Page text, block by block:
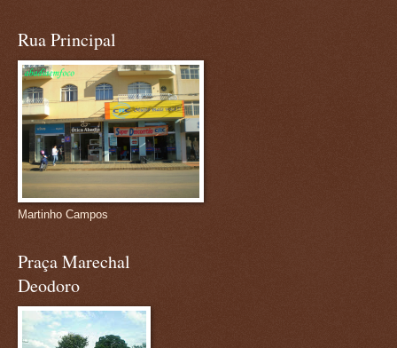
Rua Principal
Martinho Campos
Praça Marechal
Deodoro